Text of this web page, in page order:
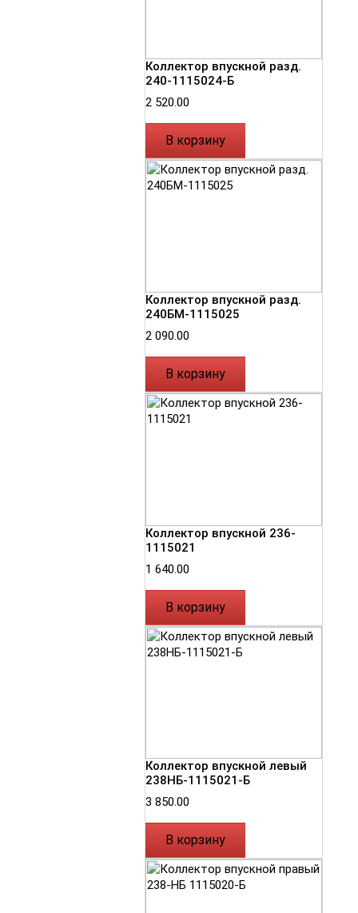
Коллектор впускной разд.
240-1115024-Б
2 520.00
В корзину
Коллектор впускной разд.
240БМ-1115025
2 090.00
В корзину
Коллектор впускной 236-
1115021
1 640.00
В корзину
Коллектор впускной левый
238НБ-1115021-Б
3 850.00
В корзину